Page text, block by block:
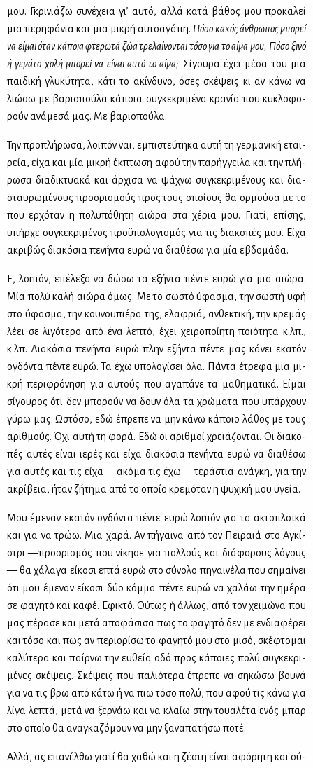
μου. Γκρι­νιά­ζω συ­νέ­χεια γι’ αυ­τό, αλ­λά κα­τά βά­θος μου προ­κα­λεί
μια πε­ρη­φά­νια και μια μι­κρή αυ­το­α­γά­πη. Πό­σο κα­κός άν­θρω­πος μπο­ρεί
να εί­μαι όταν κά­ποια φτε­ρω­τά ζώα τρε­λαί­νο­νται τό­σο για το αί­μα μου; Πό­σο ξι­νό
ή γε­μά­το χο­λή μπο­ρεί να εί­ναι αυ­τό το αί­μα; Σί­γου­ρα έχει μέ­σα του μια
παι­δι­κή γλυ­κύ­τη­τα, κά­τι το ακίν­δυ­νο, όσες σκέ­ψεις κι αν κά­νω να
λιώ­σω με βα­ριο­πού­λα κά­ποια συ­γκε­κρι­μέ­να κρα­νία που κυ­κλο­φο­
ρούν ανά­με­σά μας. Με βα­ριο­πού­λα.
Την προ­πλή­ρω­σα, λοι­πόν ναι, εμπι­στεύ­τη­κα αυ­τή τη γερ­μα­νι­κή εται­
ρεία, εί­χα και μία μι­κρή έκ­πτω­ση αφού την πα­ρήγ­γει­λα και την πλή­
ρω­σα δια­δι­κτυα­κά και άρ­χι­σα να ψά­χνω συ­γκε­κρι­μέ­νους και δια­
σταυ­ρω­μέ­νους προ­ο­ρι­σμούς προς τους οποί­ους θα ορ­μού­σα με το
που ερ­χό­ταν η πο­λυ­πό­θη­τη αιώ­ρα στα χέ­ρια μου. Για­τί, επί­σης,
υπήρ­χε συ­γκε­κρι­μέ­νος προ­ϋ­πο­λο­γι­σμός για τις δια­κο­πές μου. Εί­χα
ακρι­βώς δια­κό­σια πε­νή­ντα ευ­ρώ να δια­θέ­σω για μία εβδο­μά­δα.
Ε, λοι­πόν, επέ­λε­ξα να δώ­σω τα εξή­ντα πέ­ντε ευ­ρώ για μια αιώ­ρα.
Μία πο­λύ κα­λή αιώ­ρα όμως. Με το σω­στό ύφα­σμα, την σω­στή υφή
στο ύφα­σμα, την κου­νου­πιέ­ρα της, ελα­φριά, αν­θε­κτι­κή, την κρε­μάς
λέ­ει σε λι­γό­τε­ρο από ένα λε­πτό, έχει χει­ρο­ποί­η­τη ποιό­τη­τα κ.λπ.,
κ.λπ. Δια­κό­σια πε­νή­ντα ευ­ρώ πλην εξή­ντα πέ­ντε μας κά­νει εκα­τόν
ογδό­ντα πέ­ντε ευ­ρώ. Τα έχω υπο­λο­γί­σει όλα. Πά­ντα έτρε­φα μια μι­
κρή πε­ρι­φρό­νη­ση για αυ­τούς που αγα­πά­νε τα μα­θη­μα­τι­κά. Εί­μαι
σί­γου­ρος ότι δεν μπο­ρούν να δουν όλα τα χρώ­μα­τα που υπάρ­χουν
γύ­ρω μας. Ωστό­σο, εδώ έπρε­πε να μην κά­νω κά­ποιο λά­θος με τους
αριθ­μούς. Όχι αυ­τή τη φο­ρά. Εδώ οι αριθ­μοί χρειά­ζο­νται. Οι δια­κο­
πές αυ­τές εί­ναι ιε­ρές και εί­χα δια­κό­σια πε­νή­ντα ευ­ρώ να δια­θέ­σω
για αυ­τές και τις εί­χα —ακό­μα τις έχω— τε­ρά­στια ανά­γκη, για την
ακρί­βεια, ήταν ζή­τη­μα από το οποίο κρε­μό­ταν η ψυ­χι­κή μου υγεία.
Μου έμε­ναν εκα­τόν ογδό­ντα πέ­ντε ευ­ρώ λοι­πόν για τα ακτο­πλοϊ­κά
και για να τρώω. Μια χα­ρά. Αν πή­γαι­να από τον Πει­ραιά στο Αγκί­
στρι —προ­ο­ρι­σμός που νί­κη­σε για πολ­λούς και διά­φο­ρους λό­γους
— θα χά­λα­γα εί­κο­σι επτά ευ­ρώ στο σύ­νο­λο πη­γαι­νέ­λα που ση­μαί­νει
ότι μου έμε­ναν εί­κο­σι δύο κόμ­μα πέ­ντε ευ­ρώ να χα­λάω την ημέ­ρα
σε φα­γη­τό και κα­φέ. Εφι­κτό. Ού­τως ή άλ­λως, από τον χει­μώ­να που
μας πέ­ρα­σε και με­τά απο­φά­σι­σα πως το φα­γη­τό δεν με εν­δια­φέ­ρει
και τό­σο και πως αν πε­ριο­ρί­σω το φα­γη­τό μου στο μι­σό, σκέ­φτο­μαι
κα­λύ­τε­ρα και παίρ­νω την ευ­θεία οδό προς κά­ποιες πο­λύ συ­γκε­κρι­
μέ­νες σκέ­ψεις. Σκέ­ψεις που πα­λιό­τε­ρα έπρε­πε να ση­κώ­σω βου­νά
για να τις βρω από κά­τω ή να πιω τό­σο πο­λύ, που αφού τις κά­νω για
λί­γα λε­πτά, με­τά να ξερ­νάω και να κλαίω στην τουα­λέ­τα ενός μπαρ
στο οποίο θα ανα­γκα­ζό­μουν να μην ξα­να­πα­τή­σω πο­τέ.
Αλ­λά, ας επα­νέλ­θω για­τί θα χα­θώ και η ζέ­στη εί­ναι αφό­ρη­τη και ού­